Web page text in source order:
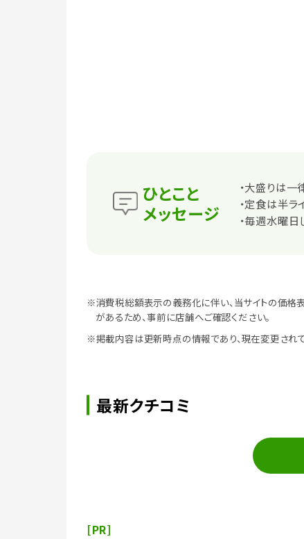
ひとこと
メッセージ
・大盛りは一
・定食は半ラ
・毎週水曜
※消費税総額表示の義務化に伴い、当サイトの価格
があるため、事前に店舗へご確認ください。
※掲載内容は更新時点の情報であり、現在変更され
最新クチコミ
[PR]